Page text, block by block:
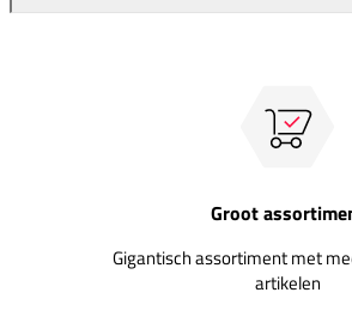
Groot
Gigantisch assortiment met
artikelen